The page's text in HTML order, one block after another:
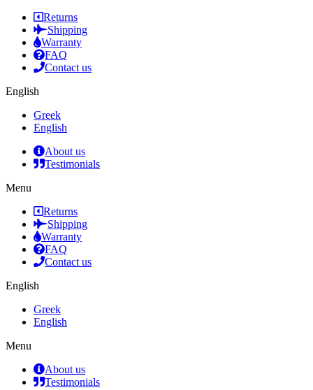
Returns
Shipping
Warranty
FAQ
Contact us
English
Greek
English
About us
Testimonials
Menu
Returns
Shipping
Warranty
FAQ
Contact us
English
Greek
English
Menu
About us
Testimonials